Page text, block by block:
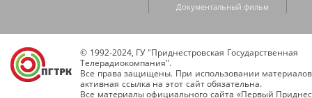
Документальный фильм
© 1992-2024, ГУ "Приднестровская Государственная
Телерадиокомпания".
Все права защищены. При использовании
активная ссылка на этот сайт обязательна.
Все материалы официального сайта «Первый